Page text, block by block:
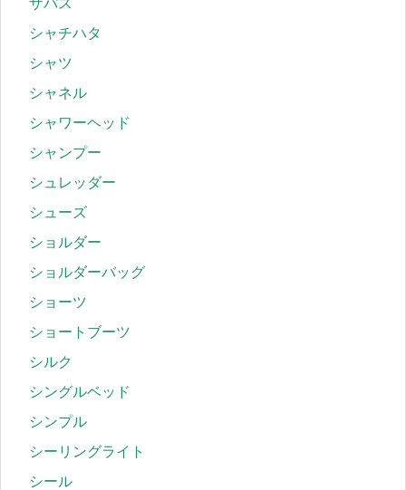
シャチハタ
シャツ
シャネル
シャワーヘッド
シャンプー
シュレッダー
シューズ
ショルダー
ショルダーバッグ
ショーツ
ショートブーツ
シルク
シングルベッド
シンプル
シーリングライト
シール